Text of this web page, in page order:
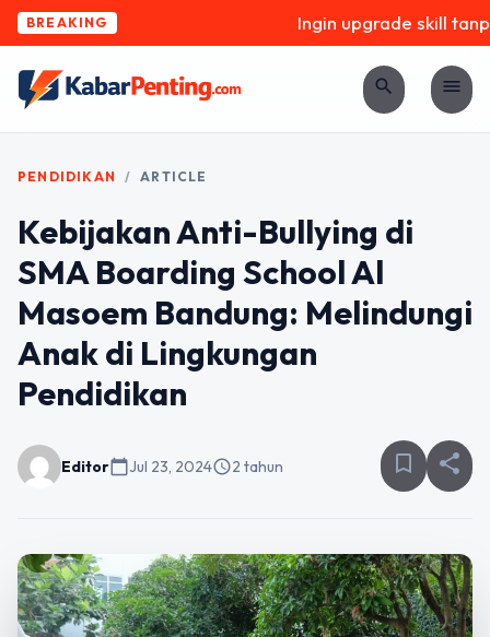
BREAKING Ingin upgrade skill
search menu
PENDIDIKAN / ARTICLE
Kebijakan Anti-Bullying di
SMA Boarding School Al
Masoem Bandung: Melindungi
Anak di Lingkungan
Pendidikan
Editorcalendar_todayJul 23, 2024schedule2 tahun bookmark_border share